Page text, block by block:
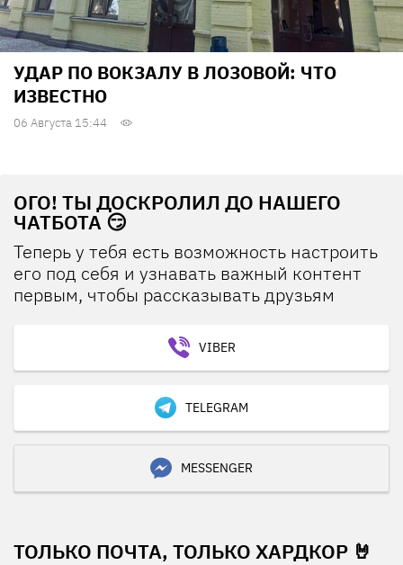
УДАР ПО ВОКЗАЛУ В ЛОЗОВОЙ: ЧТО
ИЗВЕСТНО
06 Августа 15:44
ОГО! ТЫ ДОСКРОЛИЛ ДО НАШЕГО
ЧАТБОТА 😏
Теперь у тебя есть возможность настроить
его под себя и узнавать важный контент
первым, чтобы рассказывать друзьям
VIBER
TELEGRAM
MESSENGER
ТОЛЬКО ПОЧТА, ТОЛЬКО ХАРДКОР 🤘